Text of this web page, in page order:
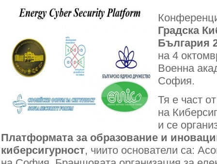
Градска
България
на 4
Военна
София.
Тя е част
на
и се
Платформата за образование и
киберсигурност, чиито основатели са: